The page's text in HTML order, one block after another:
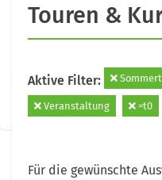
Touren &
Aktive Filter:
Veranstaltung =t0
Für die gewünschte